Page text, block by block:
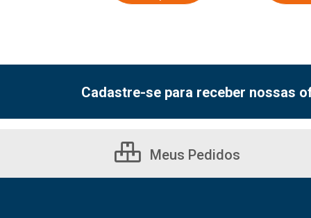
Cadastre-se para receber nossas
Meus Pedidos